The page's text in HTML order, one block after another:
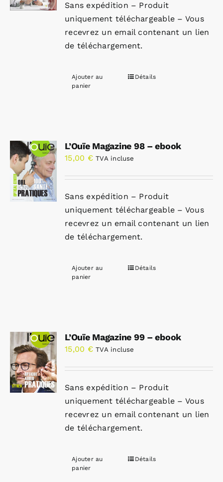
Sans expédition – Produit
uniquement téléchargeable – Vous
recevrez un email contenant un lien
de téléchargement.
Ajouter au
panier
Détails
L’Ouïe Magazine 98 – ebook
15,00 € TVA incluse
Sans expédition – Produit
uniquement téléchargeable – Vous
recevrez un email contenant un lien
de téléchargement.
Ajouter au
panier
Détails
L’Ouïe Magazine 99 – ebook
15,00 € TVA incluse
Sans expédition – Produit
uniquement téléchargeable – Vous
recevrez un email contenant un lien
de téléchargement.
Ajouter au
panier
Détails